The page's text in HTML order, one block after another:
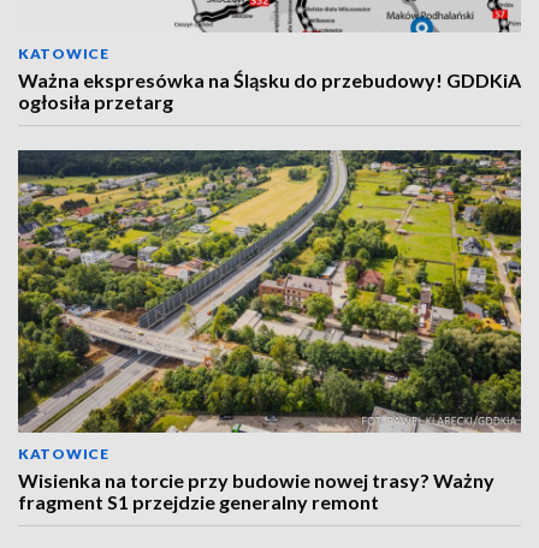
KATOWICE
Ważna ekspresówka na Śląsku do przebudowy! GDDKiA
ogłosiła przetarg
KATOWICE
Wisienka na torcie przy budowie nowej trasy? Ważny
fragment S1 przejdzie generalny remont